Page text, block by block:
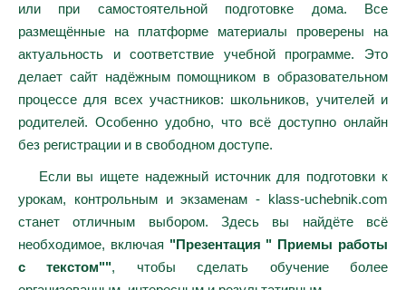
или при самостоятельной подготовке дома. Все
размещённые на платформе материалы проверены на
актуальность и соответствие учебной программе. Это
делает сайт надёжным помощником в образовательном
процессе для всех участников: школьников, учителей и
родителей. Особенно удобно, что всё доступно онлайн
без регистрации и в свободном доступе.
Если вы ищете надежный источник для подготовки к
урокам, контрольным и экзаменам - klass-uchebnik.com
станет отличным выбором. Здесь вы найдёте всё
необходимое, включая "Презентация " Приемы работы
с текстом"", чтобы сделать обучение более